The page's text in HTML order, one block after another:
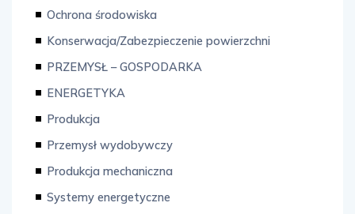
Ochrona środowiska
Konserwacja/Zabezpieczenie powierzchni
PRZEMYSŁ – GOSPODARKA
ENERGETYKA
Produkcja
Przemysł wydobywczy
Produkcja mechaniczna
Systemy energetyczne